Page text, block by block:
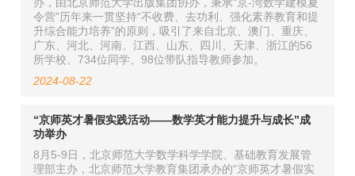
令营”历年来一贯坚持“不收费、去功利、强化素养教育和提
升综合能力培养”的原则，吸引了来自北京、澳门、重庆、
广东、河北、河南、江西、山东、四川、天津、浙江的56
所学校、734位同学、98位带队指导教师参加。
2024-08-22
“京师英才暑假实践活动——数学英才能力提升与成长”成
功举办
8月5-9日，北京师范大学数学科学学院、基础教育发展管
理部主办，北京师范大学教育集团承办的“京师英才暑假实